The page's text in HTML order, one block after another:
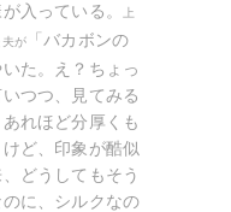
入っている。
上
が
「バカボンの
た。え？ちょっ
つつ、見てみる
れほど分厚くも
ど、印象が酷似
どうしてもそう
に、シルクなの